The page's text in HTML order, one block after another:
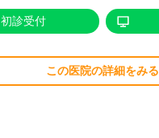
初診受付
この医院の詳細をみる